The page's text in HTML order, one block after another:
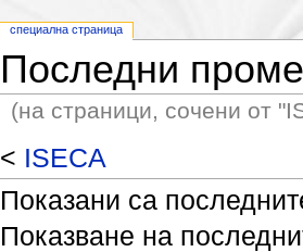
Последни
(на страници, сочени от
< ISECA
Показани са
Показване на
специална страница